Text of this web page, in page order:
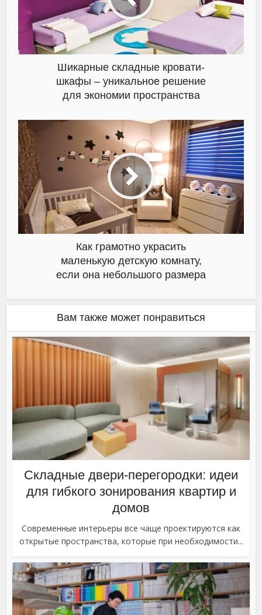
Шикарные складные кровати-
шкафы – уникальное решение
для экономии пространства
Как грамотно украсить
маленькую детскую комнату,
если она небольшого размера
Вам также может понравиться
Складные двери-перегородки: идеи
для гибкого зонирования квартир и
домов
Современные интерьеры все чаще проектируются как
открытые пространства, которые при необходимости...